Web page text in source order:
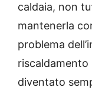
caldaia, non
mantenerla
problema
riscaldamento
diventato